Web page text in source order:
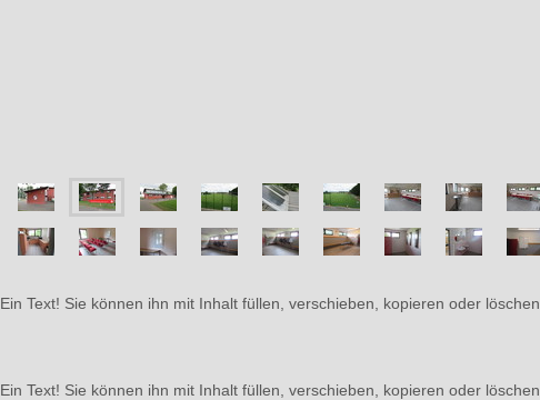
Ein Text! Sie können ihn mit Inhalt füllen, verschieben, kopieren oder löschen.
Ein Text! Sie können ihn mit Inhalt füllen, verschieben, kopieren oder löschen.